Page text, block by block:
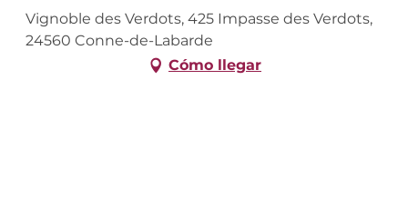
Vignoble des Verdots, 425 Impasse des Verdots,
24560 Conne-de-Labarde
Cómo llegar